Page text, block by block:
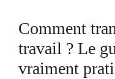
Comment
travail ? Le
vraiment